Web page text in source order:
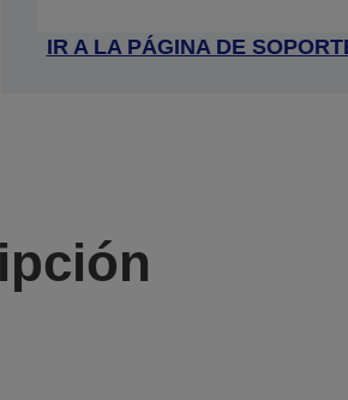
IR A LA PÁGINA DE